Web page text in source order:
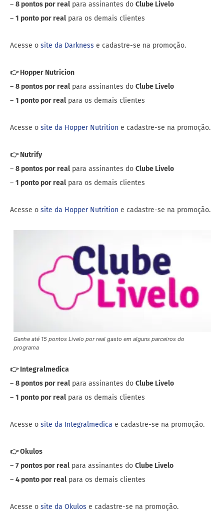
– 8 pontos por real para assinantes do Clube Livelo
– 1 ponto por real para os demais clientes
Acesse o site da Darkness e cadastre-se na promoção.
👉 Hopper Nutricion
– 8 pontos por real para assinantes do Clube Livelo
– 1 ponto por real para os demais clientes
Acesse o site da Hopper Nutrition e cadastre-se na promoção.
👉 Nutrify
– 8 pontos por real para assinantes do Clube Livelo
– 1 ponto por real para os demais clientes
Acesse o site da Hopper Nutrition e cadastre-se na promoção.
Ganhe até 15 pontos Livelo por real gasto em alguns parceiros do
programa
👉 Integralmedica
– 8 pontos por real para assinantes do Clube Livelo
– 1 ponto por real para os demais clientes
Acesse o site da Integralmedica e cadastre-se na promoção.
👉 Okulos
– 7 pontos por real para assinantes do Clube Livelo
– 4 ponto por real para os demais clientes
Acesse o site da Okulos e cadastre-se na promoção.